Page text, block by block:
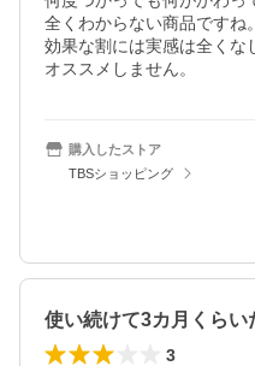
全くわからない商品ですね。
効果な割には実感は全くな
オススメしません。
購入したストア
TBSショッピング
3